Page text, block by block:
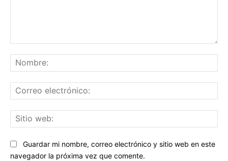
Guardar mi nombre, correo electrónico y sitio web en este
navegador la próxima vez que comente.